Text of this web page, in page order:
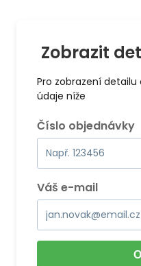
Zobrazit
Pro zobrazení
údaje níže
Číslo objednávky
Váš e-mail